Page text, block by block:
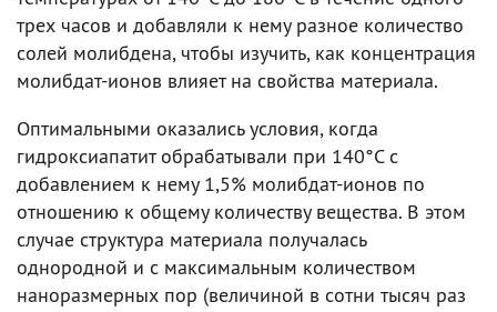
трех часов и добавляли к нему разное количество
солей молибдена, чтобы изучить, как концентрация
молибдат-ионов влияет на свойства материала.
Оптимальными оказались условия, когда
гидроксиапатит обрабатывали при 140°С с
добавлением к нему 1,5% молибдат-ионов по
отношению к общему количеству вещества. В этом
случае структура материала получалась
однородной и с максимальным количеством
наноразмерных пор (величиной в сотни тысяч раз